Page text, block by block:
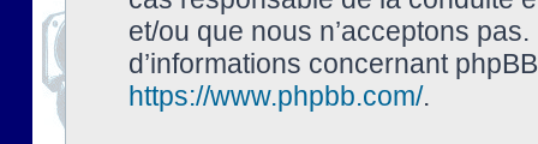
et/ou que nous n’acceptons
d’informations concernant
https://www.phpbb.com/.